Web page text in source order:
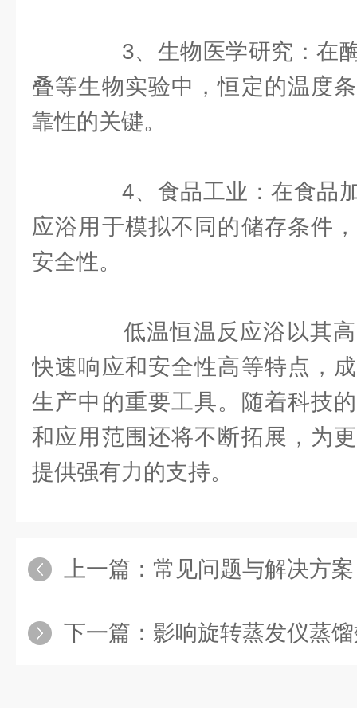
3、生物医学研究：在酶
叠等生物实验中，恒定的温度
靠性的关键。
4、食品工业：在食品加
应浴用于模拟不同的储存条件
安全性。
低温恒温反应浴以其高
快速响应和安全性高等特点，
生产中的重要工具。随着科技
和应用范围还将不断拓展，为
提供强有力的支持。
上一篇： 常见问题与解决方
下一篇： 影响旋转蒸发仪蒸